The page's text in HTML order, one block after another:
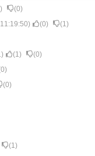
) (0)
) (0) (1)
) (1) (0)
0)
(0)
(1)